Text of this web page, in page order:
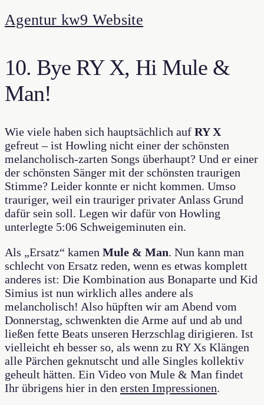
Agentur kw9 Website
10. Bye RY X, Hi Mule &
Man!
Wie viele haben sich hauptsächlich auf RY X
gefreut – ist Howling nicht einer der schönsten
melancholisch-zarten Songs überhaupt? Und er einer
der schönsten Sänger mit der schönsten traurigen
Stimme? Leider konnte er nicht kommen. Umso
trauriger, weil ein trauriger privater Anlass Grund
dafür sein soll. Legen wir dafür von Howling
unterlegte 5:06 Schweigeminuten ein.
Als „Ersatz“ kamen Mule & Man. Nun kann man
schlecht von Ersatz reden, wenn es etwas komplett
anderes ist: Die Kombination aus Bonaparte und Kid
Simius ist nun wirklich alles andere als
melancholisch! Also hüpften wir am Abend vom
Donnerstag, schwenkten die Arme auf und ab und
ließen fette Beats unseren Herzschlag dirigieren. Ist
vielleicht eh besser so, als wenn zu RY Xs Klängen
alle Pärchen geknutscht und alle Singles kollektiv
geheult hätten. Ein Video von Mule & Man findet
Ihr übrigens hier in den ersten Impressionen.